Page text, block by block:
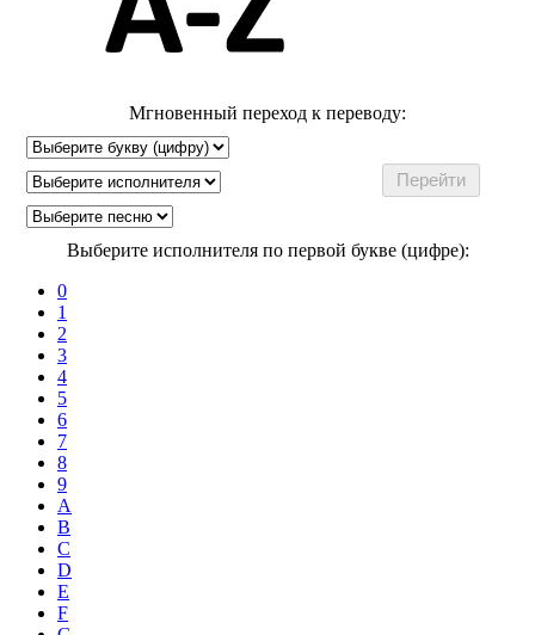
Мгновенный переход к переводу:
Выберите исполнителя по первой букве (цифре):
0
1
2
3
4
5
6
7
8
9
A
B
C
D
E
F